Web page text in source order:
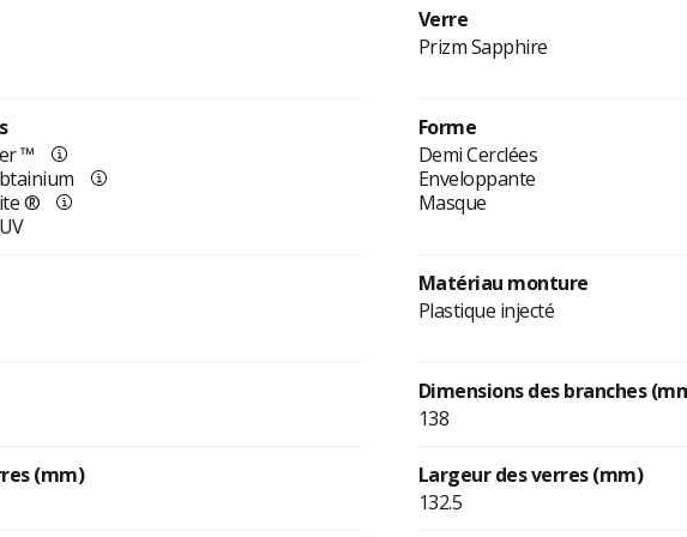
Verre
Prizm Sapphire
™
®
Forme
Demi Cerclées
Enveloppante
Masque
Matériau monture
Plastique injecté
Dimensions des branches
138
(mm)
Largeur des verres (mm)
132.5